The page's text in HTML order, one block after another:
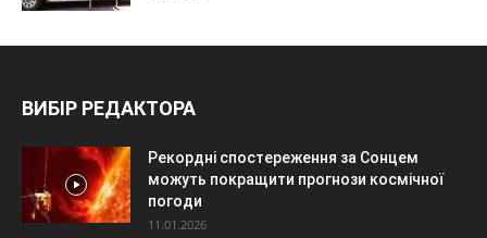
ВИБІР РЕДАКТОРА
Рекордні спостереження за Сонцем
можуть покращити прогнози космічної
погоди
11.01.2026